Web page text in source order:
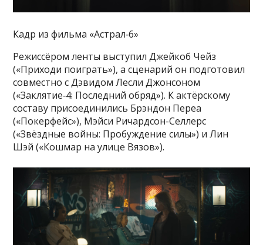
Кадр из фильма «Астрал‑6»
Режиссёром ленты выступил Джейкоб Чейз
(«Приходи поиграть»), а сценарий он подготовил
совместно с Дэвидом Лесли Джонсоном
(«Заклятие‑4: Последний обряд»). К актёрскому
составу присоединились Брэндон Переа
(«Покерфейс»), Мэйси Ричардсон-Селлерс
(«Звёздные войны: Пробуждение силы») и Лин
Шэй («Кошмар на улице Вязов»).